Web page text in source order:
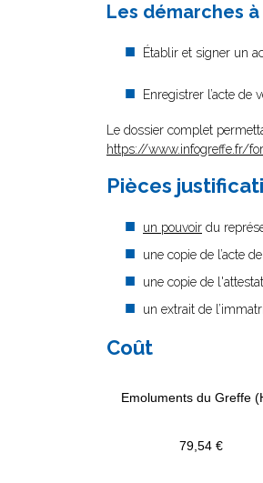
Les démarches
Établir et signer un
Enregistrer l’acte
Le dossier complet
https://www.infogreffe.fr/
Pièces
un pouvoir du
une copie de l’acte
une copie de
un extrait de
Coût
Emoluments du Greffe
79,54 €